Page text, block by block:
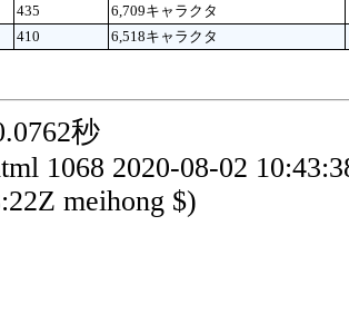
435 6,709キャラクタ
410 6,518キャラクタ
秒
1068 2020-08-02
meihong $)